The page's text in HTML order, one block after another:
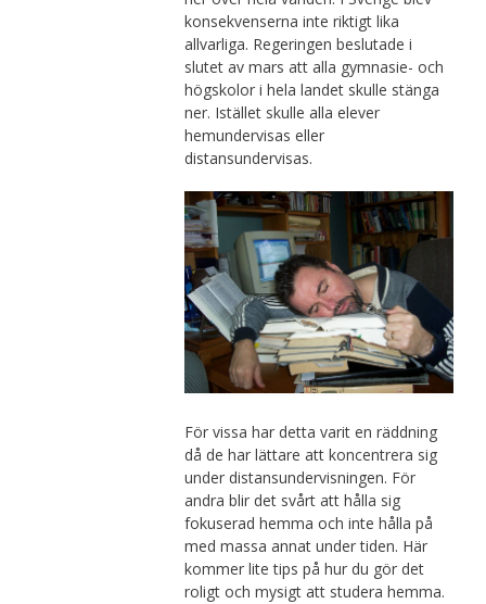
konsekvenserna inte riktigt lika
allvarliga. Regeringen beslutade i
slutet av mars att alla gymnasie- och
högskolor i hela landet skulle stänga
ner. Istället skulle alla elever
hemundervisas eller
distansundervisas.
För vissa har detta varit en räddning
då de har lättare att koncentrera sig
under distansundervisningen. För
andra blir det svårt att hålla sig
fokuserad hemma och inte hålla på
med massa annat under tiden. Här
kommer lite tips på hur du gör det
roligt och mysigt att studera hemma.